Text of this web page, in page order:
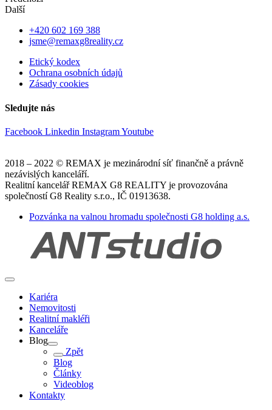
Další
+420 602 169 388
jsme@remaxg8reality.cz
Etický kodex
Ochrana osobních údajů
Zásady cookies
Sledujte nás
Facebook Linkedin InstagramYoutube
2018 – 2022 © REMAX je mezinárodní síť finančně a právně
nezávislých kanceláří.
Realitní kancelář REMAX G8 REALITY je provozována
společností G8 Reality s.r.o., IČ 01913638.
Pozvánka na valnou hromadu společnosti G8 holding a.s.
Kariéra
Nemovitosti
Realitní makléři
Kanceláře
Blog
Zpět
Blog
Články
Videoblog
Kontakty